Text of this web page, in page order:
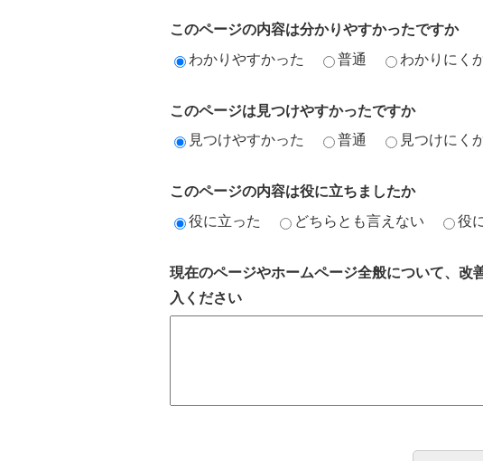
このページの内容は分かりやすかったですか
わかりやすかった
普通 わかりにく
このページは見つけやすかったですか
見つけやすかった
普通 見つけにく
このページの内容は役に立ちましたか
役に立った
どちらとも言えない 役
現在のページやホームページ全般について、改
入ください